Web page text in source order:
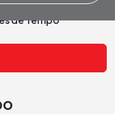
de Tempo